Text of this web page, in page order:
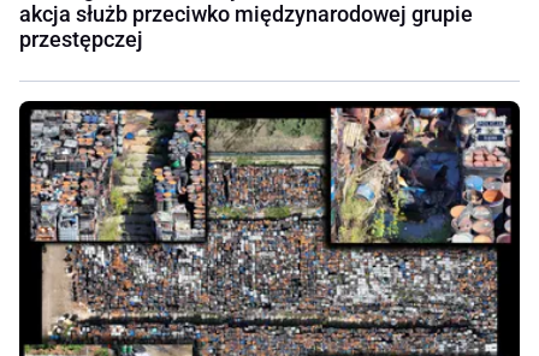
akcja służb przeciwko międzynarodowej grupie
przestępczej